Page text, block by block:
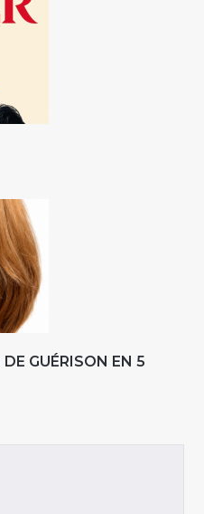
GUÉRISON EN 5